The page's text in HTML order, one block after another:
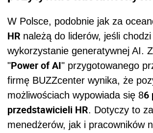
W Polsce, podobnie jak za
HR należą do liderów, jeśli
wykorzystanie generatywnej AI.
"Power of AI" przygotowanego
firmę BUZZcenter wynika, że
możliwościach wypowiada się 86
przedstawicieli HR. Dotyczy to
menedżerów, jak i pracowników